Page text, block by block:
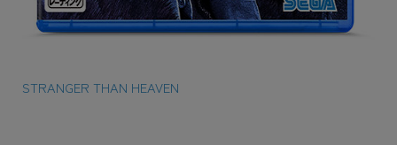
STRANGER THAN HEAVEN